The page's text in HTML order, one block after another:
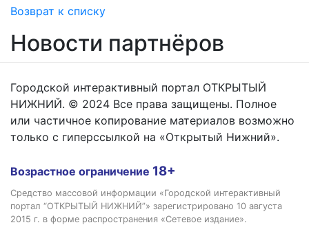
Возврат к списку
Новости партнёров
Городской интерактивный портал ОТКРЫТЫЙ
НИЖНИЙ. © 2024 Все права защищены. Полное
или частичное копирование материалов возможно
только с гиперссылкой на «Открытый Нижний».
Возрастное ограничение 18+
Средство массовой информации «Городской интерактивный
портал “ОТКРЫТЫЙ НИЖНИЙ”» зарегистрировано 10 августа
2015 г. в форме распространения «Сетевое издание».